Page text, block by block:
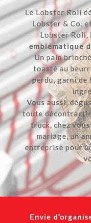
Le Lobster Roll
Lobster & Co.
Lobster Roll,
emblématique
Un pain
toasté au
perdu, garni de
Vous aussi,
toute
truck, chez
mariage, un
entreprise pour
Envie